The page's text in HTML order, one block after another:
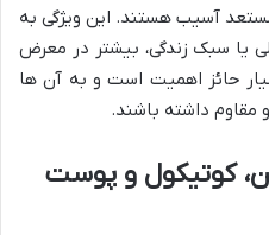
آسیب هستند. این ویژگی به
یا سبک زندگی، بیشتر در معرض
حائز اهمیت است و به آن ها
داشته باشند.
کوتیکول و پوست